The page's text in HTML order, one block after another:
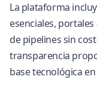
La plataforma
esenciales,
de pipelines sin
transparencia
base tecnológica